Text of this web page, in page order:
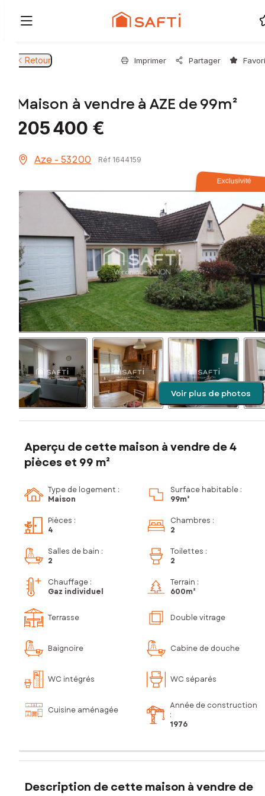
Retour Imprimer Partager
Maison à vendre à AZE de 99m²
205 400 €
Aze - 53200 Réf 1644159
Exclusivité
Voir plus de photos
Aperçu de cette maison à vendre de 4
pièces et 99 m²
Type de logement :
Maison
Surface habitable :
99m²
Pièces :
4
Chambres :
2
Salles de bain :
2
Toilettes :
2
Chauffage :
Gaz individuel
Terrain :
600m²
Terrasse Double vitrage
Baignoire Cabine de douche
WC intégrés WC séparés
Cuisine aménagée
Année de construction
:
1976
Description de cette maison à vendre de